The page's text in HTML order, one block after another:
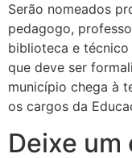
Serão nomeados
pedagogo,
biblioteca e
que deve ser
município chega à
os cargos da
Deixe